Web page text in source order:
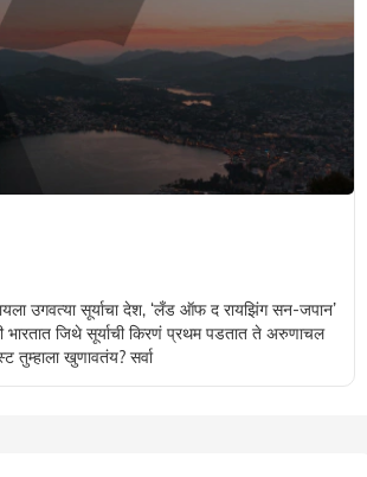
उगवत्या सूर्याचा देश, ‘लँड ऑफ द रायझिंग सन-जपान’
भारतात जिथे सूर्याची किरणं प्रथम पडतात ते अरुणाचल
तुम्हाला खुणावतंय? सर्वा